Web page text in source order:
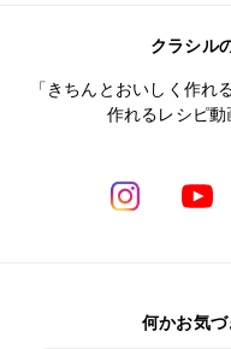
クラシル
「きちんとおいしく作れ
作れるレシピ動
何かお気づ